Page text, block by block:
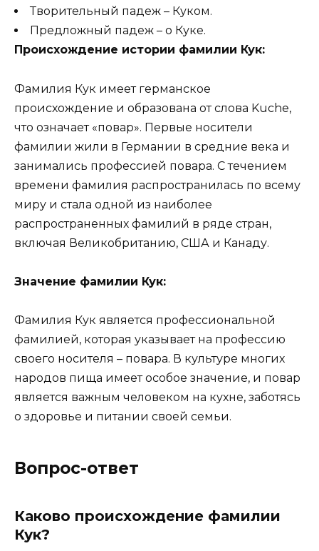
Творительный падеж – Куком.
Предложный падеж – о Куке.
Происхождение истории фамилии Кук:
Фамилия Кук имеет германское
происхождение и образована от слова Kuche,
что означает «повар». Первые носители
фамилии жили в Германии в средние века и
занимались профессией повара. С течением
времени фамилия распространилась по всему
миру и стала одной из наиболее
распространенных фамилий в ряде стран,
включая Великобританию, США и Канаду.
Значение фамилии Кук:
Фамилия Кук является профессиональной
фамилией, которая указывает на профессию
своего носителя – повара. В культуре многих
народов пища имеет особое значение, и повар
является важным человеком на кухне, заботясь
о здоровье и питании своей семьи.
Вопрос-ответ
Каково происхождение фамилии
Кук?